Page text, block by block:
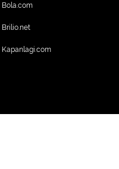
Bola.com
Brilio.net
Kapanlagi.com